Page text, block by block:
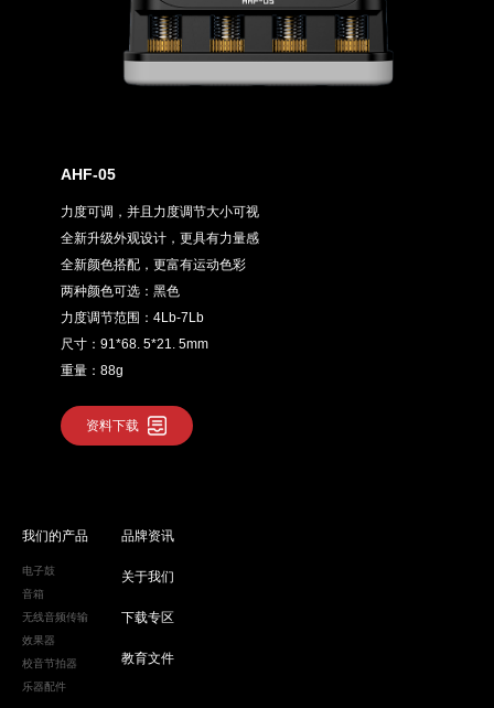
AHF-05
力度可调，并且力度调节大小可视
全新升级外观设计，更具有力量感
全新颜色搭配，更富有运动色彩
两种颜色可选：黑色
力度调节范围：4Lb-7Lb
尺寸：91*68. 5*21. 5mm
重量：88g
资料下载
我们的产品
电子鼓
音箱
无线音频传输
效果器
校音节拍器
乐器配件
品牌资讯
关于我们
下载专区
教育文件